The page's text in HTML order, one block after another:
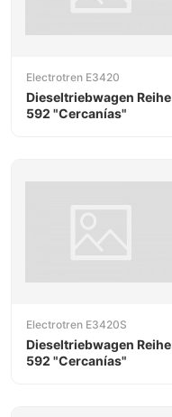
Electrotren E3420
Dieseltriebwagen Reihe
592 "Cercanías"
Electrotren E3420S
Dieseltriebwagen Reihe
592 "Cercanías"